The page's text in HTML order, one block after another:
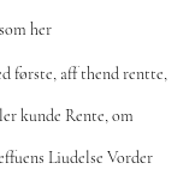
her
første, aff thend rentte,
kunde Rente, om
Liudelse Vorder